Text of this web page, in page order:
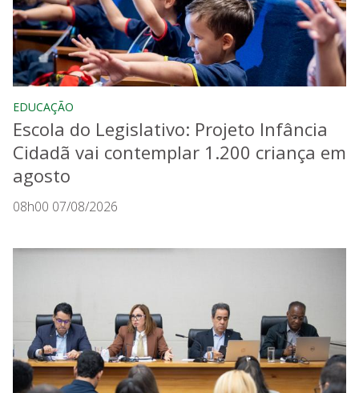
EDUCAÇÃO
Escola do Legislativo: Projeto Infância
Cidadã vai contemplar 1.200 criança em
agosto
08h00 07/08/2026